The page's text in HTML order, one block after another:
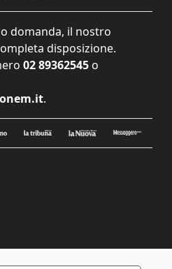
domanda, il nostro
disposizione.
02 89362545 o
.